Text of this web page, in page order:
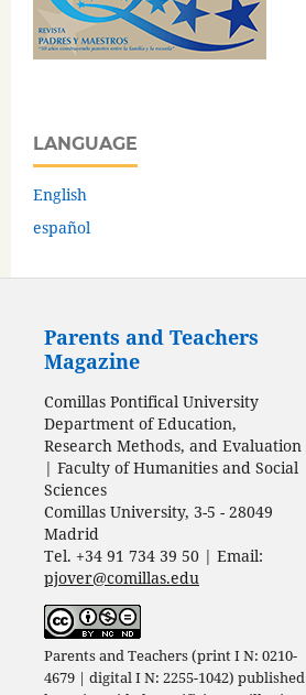
LANGUAGE
English
español
Parents and Teachers
Magazine
Comillas Pontifical University
Department of Education,
Research Methods, and Evaluation
| Faculty of Humanities and Social
Sciences
Comillas University, 3-5 - 28049
Madrid
Tel. +34 91 734 39 50 | Email:
pjover@comillas.edu
Parents and Teachers (print I N: 0210-
4679 | digital I N: 2255-1042) published